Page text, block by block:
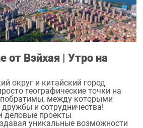
от Вэйхая | Утро на
округ и китайский город
географические точки на
побратимы, между которыми
и сотрудничества!
деловые проекты
уникальные возможности